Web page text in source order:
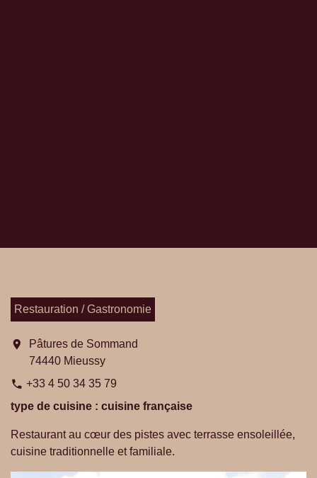
Restauration / Gastronomie
location_on
Pâtures de Sommand
74440 Mieussy
phone +33 4 50 34 35 79
type de cuisine : cuisine française
Restaurant au cœur des pistes avec terrasse ensoleillée,
cuisine traditionnelle et familiale.